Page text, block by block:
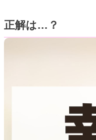
正解は…？